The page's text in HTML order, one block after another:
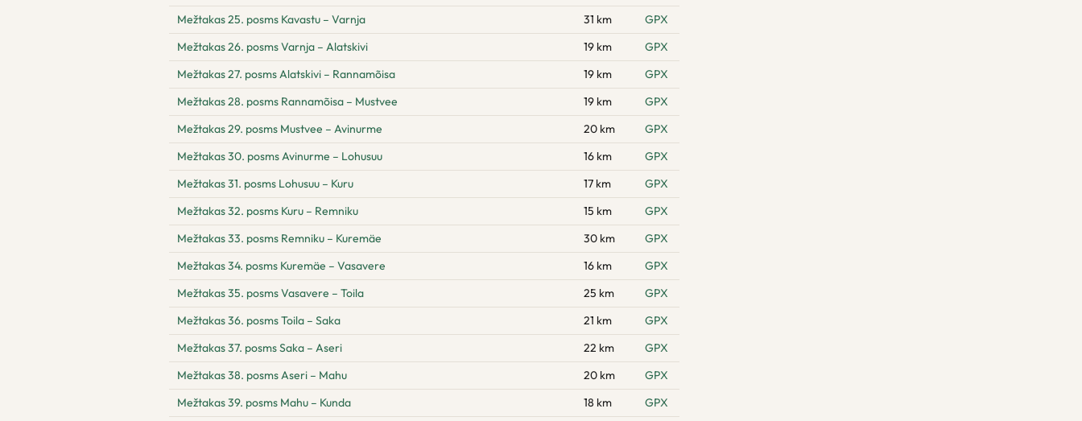
Mežtakas 25. posms Kavastu – Varnja
31 km
GPX
Mežtakas 26. posms Varnja – Alatskivi
19 km
GPX
Mežtakas 27. posms Alatskivi – Rannamõisa
19 km
GPX
Mežtakas 28. posms Rannamõisa – Mustvee
19 km
GPX
Mežtakas 29. posms Mustvee – Avinurme
20 km
GPX
Mežtakas 30. posms Avinurme – Lohusuu
16 km
GPX
Mežtakas 31. posms Lohusuu – Kuru
17 km
GPX
Mežtakas 32. posms Kuru – Remniku
15 km
GPX
Mežtakas 33. posms Remniku – Kuremäe
30 km
GPX
Mežtakas 34. posms Kuremäe – Vasavere
16 km
GPX
Mežtakas 35. posms Vasavere – Toila
25 km
GPX
Mežtakas 36. posms Toila – Saka
21 km
GPX
Mežtakas 37. posms Saka – Aseri
22 km
GPX
Mežtakas 38. posms Aseri – Mahu
20 km
GPX
Mežtakas 39. posms Mahu – Kunda
18 km
GPX